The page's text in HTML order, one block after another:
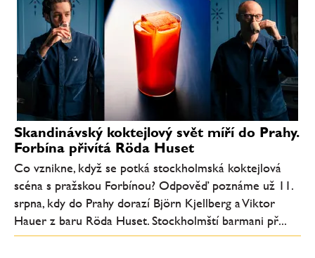
Skandinávský koktejlový svět míří do Prahy.
Forbína přivítá Röda Huset
Co vznikne, když se potká stockholmská koktejlová
scéna s pražskou Forbínou? Odpověď poznáme už 11.
srpna, kdy do Prahy dorazí Björn Kjellberg a Viktor
Hauer z baru Röda Huset. Stockholmští barmani př...